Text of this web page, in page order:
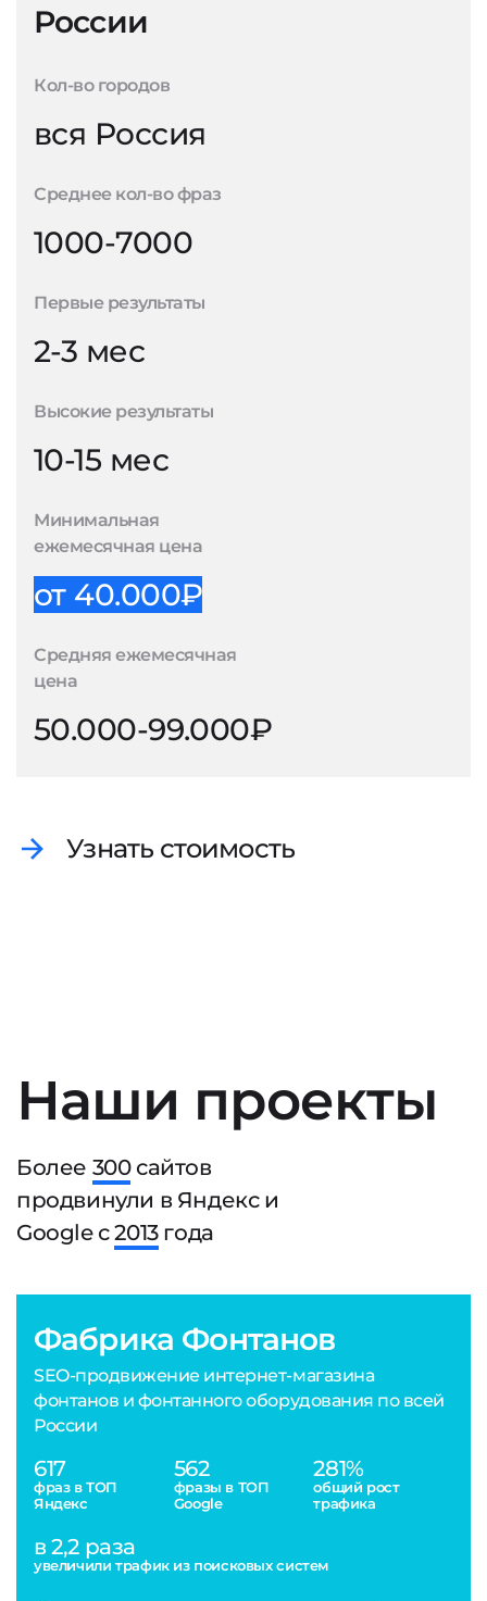
России
Кол-во городов
вся Россия
Среднее кол-во фраз
1000-7000
Первые результаты
2-3 мес
Высокие результаты
10-15 мес
Минимальная
ежемесячная цена
от 40.000₽
Средняя ежемесячная
цена
50.000-99.000₽
Узнать стоимость
Наши проекты
Более 300сайтов
продвинули в Яндекс и
Google с2013года
Фабрика Фонтанов
SEO-продвижение интернет-магазина
фонтанов и фонтанного оборудования по всей
России
617
фраз в ТОП
Яндекс
562
фразы в ТОП
Google
281%
общий рост
трафика
в 2,2 раза
увеличили трафик из поисковых систем